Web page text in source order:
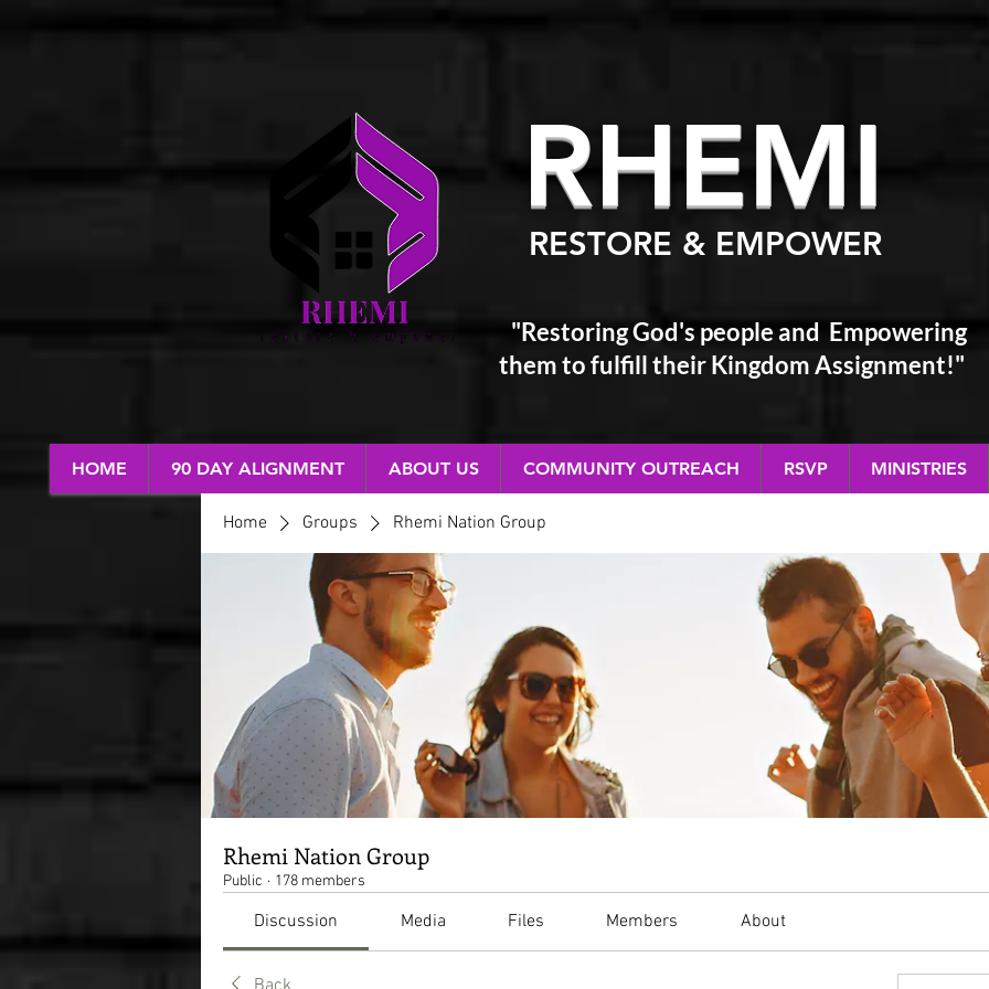
RHEMI
RESTORE & EMPOWER
"Restoring God's people and Empowering
themto fulfill their Kingdom Assignment!"
RESTORE & EMPOWER
HOME 90 DAY ALIGNMENT ABOUT US COMMUNITY OUTREACH RSVP MINISTRIES
Home Groups Rhemi Nation Group
Rhemi Nation Group
Public · 178 members
Discussion Media Files Members About